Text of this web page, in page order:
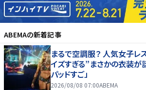
ABEMAの新着記事
まるで空調服？ 人気女子レ
イズすぎる”まさかの衣装が
パッドすご」
2026/08/08 07:00ABEMA